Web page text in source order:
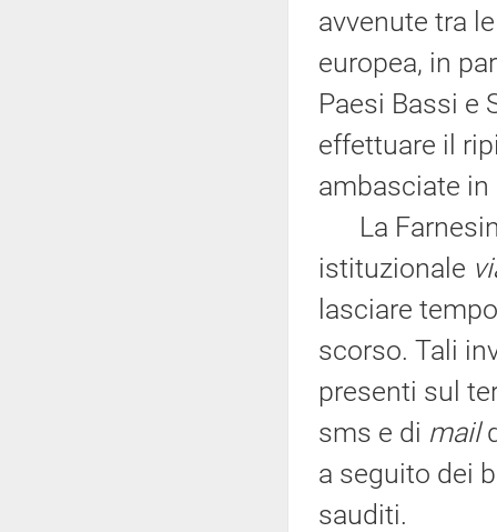
avvenute tra
europea, in
Paesi Bassi e
effettuare il
ambasciate
La
istituzionale
lasciare
scorso. Tali
presenti sul
sms e di mail
a seguito dei
sauditi.